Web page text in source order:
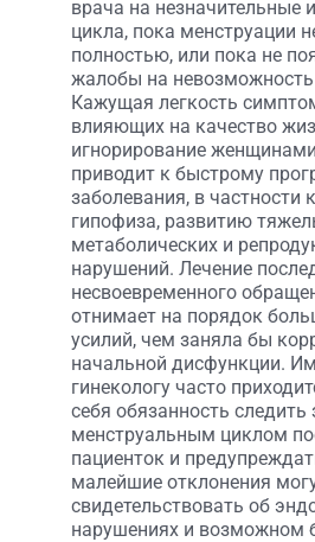
врача на незначительные
цикла, пока менструации
полностью, или пока не
жалобы на невозможность
Кажущая легкость
влияющих на качество
игнорирование
приводит к быстрому
заболевания, в частности
гипофиза, развитию
метаболических и
нарушений. Лечение
несвоевременного
отнимает на порядок
усилий, чем заняла бы
начальной дисфункции.
гинекологу часто
себя обязанность
менструальным циклом
пациенток и
малейшие отклонения
свидетельствовать об
нарушениях и возможном